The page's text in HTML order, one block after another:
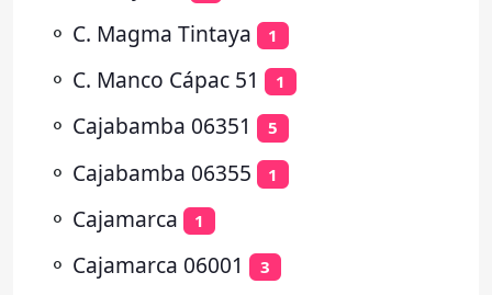
⚬ C. Magma Tintaya 1
⚬ C. Manco Cápac 51 1
⚬ Cajabamba 06351 5
⚬ Cajabamba 06355 1
⚬ Cajamarca 1
⚬ Cajamarca 06001 3